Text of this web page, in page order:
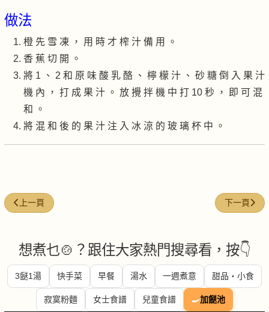
做法
橙 先 雪 凍 ， 用 時 才 榨 汁 備 用 。
香 蕉 切 開 。
將 1 、 2 和 原 味 酸 乳 酪 、 檸 檬 汁 、 砂 糖 倒 入 果 汁
機 內 ， 打 成 果 汁 。 放 攪 拌 機 中 打 10 秒 ， 即 可 混
和 。
將 混 和 後 的 果 汁 注 入 冰 涼 的 玻 璃 杯 中 。
上一篇文章: 奇異果乳酪摩士
上一頁 下一篇文章
下一頁
想煮乜🍲？跟住大家熱門搜尋看，按👇
3餸1湯 快手菜 早餐 湯水 一週煮意 甜品・小食
寂寞粉麵 女士食譜 兒童食譜 🍳加餸池